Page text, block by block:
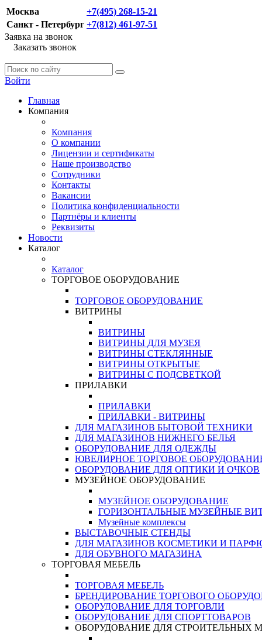
Москва
+7(495) 268-15-21
Санкт - Петербург +7(812) 461-97-51
Заявка на звонок
Заказать звонок
Войти
Главная
Компания
Компания
О компании
Лицензии и сертификаты
Наше производство
Сотрудники
Контакты
Вакансии
Политика конфиденциальности
Партнёры и клиенты
Реквизиты
Новости
Каталог
Каталог
ТОРГОВОЕ ОБОРУДОВАНИЕ
ТОРГОВОЕ ОБОРУДОВАНИЕ
ВИТРИНЫ
ВИТРИНЫ
ВИТРИНЫ ДЛЯ МУЗЕЯ
ВИТРИНЫ СТЕКЛЯННЫЕ
ВИТРИНЫ ОТКРЫТЫЕ
ВИТРИНЫ С ПОДСВЕТКОЙ
ПРИЛАВКИ
ПРИЛАВКИ
ПРИЛАВКИ - ВИТРИНЫ
ДЛЯ МАГАЗИНОВ БЫТОВОЙ ТЕХНИКИ
ДЛЯ МАГАЗИНОВ НИЖНЕГО БЕЛЬЯ
ОБОРУДОВАНИЕ ДЛЯ ОДЕЖДЫ
ЮВЕЛИРНОЕ ТОРГОВОЕ
ОБОРУДОВАНИЕ ДЛЯ ОПТИКИ И ОЧКОВ
МУЗЕЙНОЕ ОБОРУДОВАНИЕ
МУЗЕЙНОЕ ОБОРУДОВАНИЕ
ГОРИЗОНТАЛЬНЫЕ МУЗЕЙНЫЕ
Музейные комплексы
ВЫСТАВОЧНЫЕ СТЕНДЫ
ДЛЯ МАГАЗИНОВ КОСМЕТИКИ И
ДЛЯ ОБУВНОГО МАГАЗИНА
ТОРГОВАЯ МЕБЕЛЬ
ТОРГОВАЯ МЕБЕЛЬ
БРЕНДИРОВАНИЕ ТОРГОВОГО
ОБОРУДОВАНИЕ ДЛЯ ТОРГОВЛИ
ОБОРУДОВАНИЕ ДЛЯ СПОРТТОВАРОВ
ОБОРУДОВАНИЕ ДЛЯ СТРОИТЕЛЬНЫХ